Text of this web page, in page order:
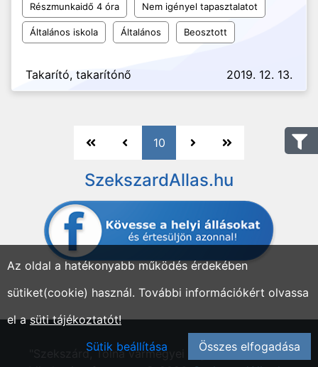
Részmunkaidő 4 óra Nem igényel tapasztalatot
Általános iskola Általános Beosztott
Takarító, takarítónő 2019. 12. 13.
10
SzekszardAllas.hu
"Szekszárd, Tolna vármegyei régió állásportálja"
Az oldal a hatékonyabb működés érdekében
sütiket(cookie) használ. További információkért olvassa
el asüti tájékoztatót!
Sütik beállítása
Összes elfogadása